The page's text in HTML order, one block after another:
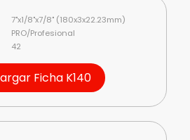
7"x1/8"x7/8" (180x3x22.23mm)
PRO/Profesional
42
Ficha K140